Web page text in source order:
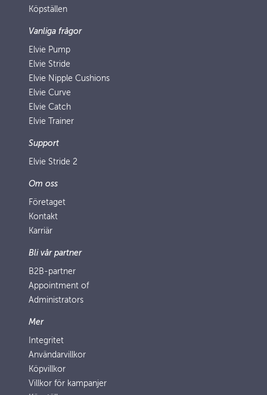
Köpställen
Vanliga frågor
Elvie Pump
Elvie Stride
Elvie Nipple Cushions
Elvie Curve
Elvie Catch
Elvie Trainer
Support
Elvie Stride 2
Om oss
Företaget
Kontakt
Karriär
Bli vår partner
B2B-partner
Appointment of
Administrators
Mer
Integritet
Användarvillkor
Köpvillkor
Villkor för kampanjer